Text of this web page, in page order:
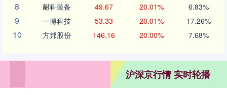
8 耐科装备 49.67 20.01% 6.83%
9 一博科技 53.33 20.01% 17.26%
10 方邦股份 146.16 20.00% 7.68%
沪深京行情 实时轮播